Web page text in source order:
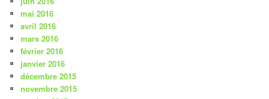
mai 2016
avril 2016
mars 2016
février 2016
janvier 2016
décembre 2015
novembre 2015